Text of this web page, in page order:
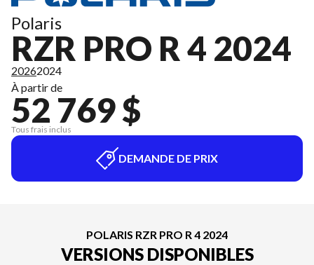
Polaris
RZR PRO R 4 2024
20262024
À partir de
52 769 $
Tous frais inclus
DEMANDE DE PRIX
POLARIS RZR PRO R 4 2024
VERSIONS DISPONIBLES